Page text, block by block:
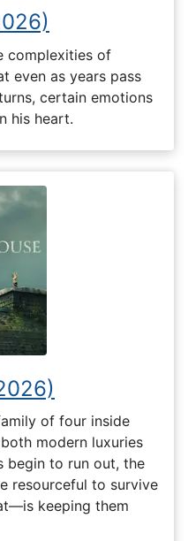
complexities of
even as years pass
certain emotions
his heart.
of four inside
modern luxuries
begin to run out, the
resourceful to survive
keeping them